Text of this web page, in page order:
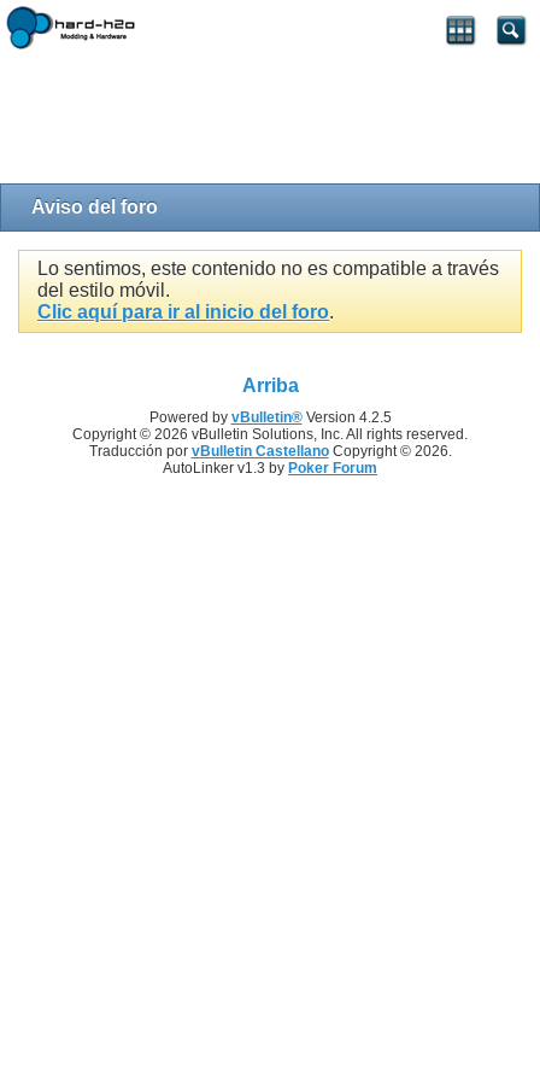
Aviso del foro
Lo sentimos, este contenido no es compatible a través
del estilo móvil.
Clic aquí para ir al inicio del foro.
Arriba
Powered by vBulletin®Version 4.2.5
Copyright © 2026 vBulletin Solutions, Inc. All rights reserved.
Traducción por vBulletin CastellanoCopyright © 2026.
AutoLinker v1.3 by Poker Forum